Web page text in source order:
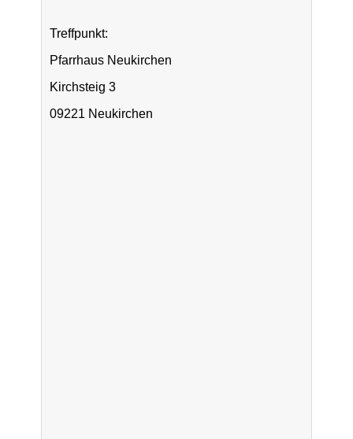
Treffpunkt:
Pfarrhaus Neukirchen
Kirchsteig 3
09221 Neukirchen